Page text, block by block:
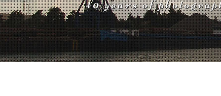
40 years of